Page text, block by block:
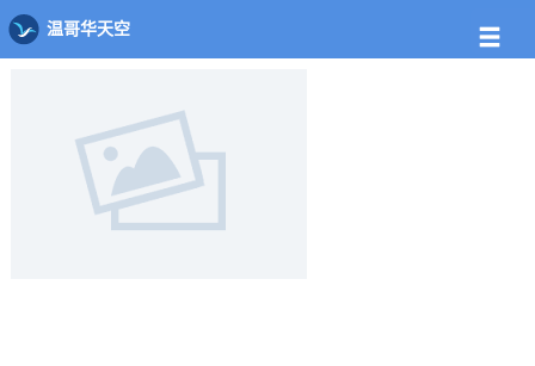
温哥华天空
店铺 饭馆列表